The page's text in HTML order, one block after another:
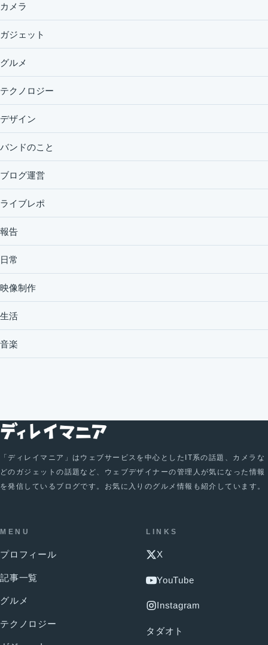
カメラ
ガジェット
グルメ
テクノロジー
デザイン
バンドのこと
ブログ運営
ライブレポ
報告
日常
映像制作
生活
音楽
「ディレイマニア」はウェブサービスを中心としたIT系の話題、カメラな
どのガジェットの話題など、ウェブデザイナーの管理人が気になった情報
を発信しているブログです。お気に入りのグルメ情報も紹介しています。
MENU
プロフィール
記事一覧
グルメ
テクノロジー
LINKS
X
YouTube
Instagram
タダオト